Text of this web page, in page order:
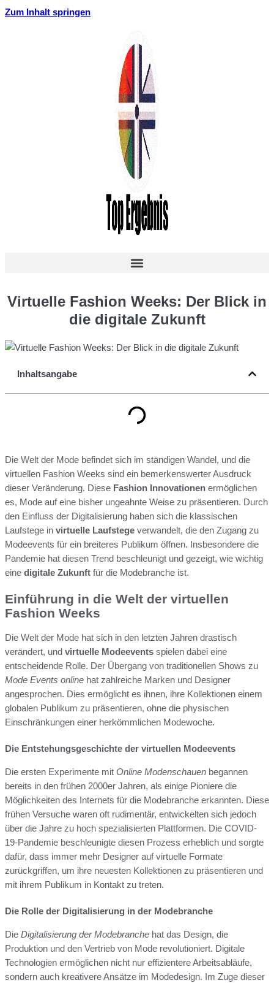
Zum Inhalt springen
Virtuelle Fashion Weeks: Der Blick in
die digitale Zukunft
Inhaltsangabe
Die Welt der Mode befindet sich im ständigen Wandel, und die
virtuellen Fashion Weeks sind ein bemerkenswerter Ausdruck
dieser Veränderung. Diese Fashion Innovationen ermöglichen
es, Mode auf eine bisher ungeahnte Weise zu präsentieren. Durch
den Einfluss der Digitalisierung haben sich die klassischen
Laufstege in virtuelle Laufstege verwandelt, die den Zugang zu
Modeevents für ein breiteres Publikum öffnen. Insbesondere die
Pandemie hat diesen Trend beschleunigt und gezeigt, wie wichtig
eine digitale Zukunft für die Modebranche ist.
Einführung in die Welt der virtuellen
Fashion Weeks
Die Welt der Mode hat sich in den letzten Jahren drastisch
verändert, und virtuelle Modeevents spielen dabei eine
entscheidende Rolle. Der Übergang von traditionellen Shows zu
Mode Events online hat zahlreiche Marken und Designer
angesprochen. Dies ermöglicht es ihnen, ihre Kollektionen einem
globalen Publikum zu präsentieren, ohne die physischen
Einschränkungen einer herkömmlichen Modewoche.
Die Entstehungsgeschichte der virtuellen Modeevents
Die ersten Experimente mit Online Modenschauen begannen
bereits in den frühen 2000er Jahren, als einige Pioniere die
Möglichkeiten des Internets für die Modebranche erkannten. Diese
frühen Versuche waren oft rudimentär, entwickelten sich jedoch
über die Jahre zu hoch spezialisierten Plattformen. Die COVID-
19-Pandemie beschleunigte diesen Prozess erheblich und sorgte
dafür, dass immer mehr Designer auf virtuelle Formate
zurückgriffen, um ihre neuesten Kollektionen zu präsentieren und
mit ihrem Publikum in Kontakt zu treten.
Die Rolle der Digitalisierung in der Modebranche
Die Digitalisierung der Modebranche hat das Design, die
Produktion und den Vertrieb von Mode revolutioniert. Digitale
Technologien ermöglichen nicht nur effizientere Arbeitsabläufe,
sondern auch kreativere Ansätze im Modedesign. Im Zuge dieser